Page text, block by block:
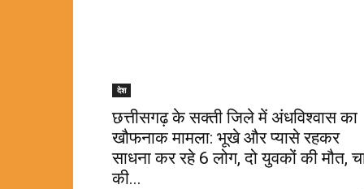
देश
छत्तीसगढ़ के सक्ती जिले में अंधविश्वास का
खौफनाक मामला: भूखे और प्यासे रहकर
साधना कर रहे 6 लोग, दो युवकों की मौत,
की...